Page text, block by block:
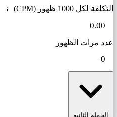
التكلفة لكل 1000 ظهور (CPM) i
عدد مرات الظهور
الحملة الثانية